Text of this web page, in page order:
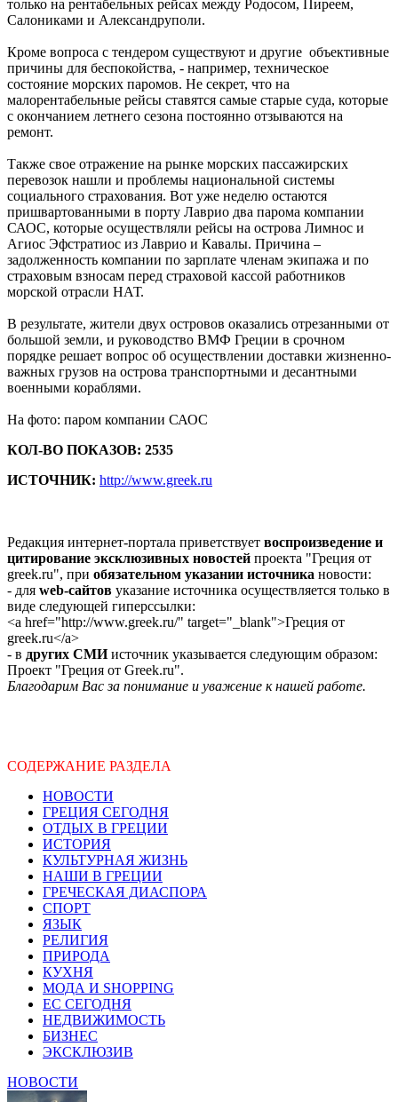
только на рентабельных рейсах между Родосом, Пиреем,
Салониками и Александруполи.
Кроме вопроса с тендером существуют и другие объективные
причины для беспокойства, - например, техническое
состояние морских паромов. Не секрет, что на
малорентабельные рейсы ставятся самые старые суда, которые
с окончанием летнего сезона постоянно отзываются на
ремонт.
Также свое отражение на рынке морских пассажирских
перевозок нашли и проблемы национальной системы
социального страхования. Вот уже неделю остаются
пришвартованными в порту Лаврио два парома компании
САОС, которые осуществляли рейсы на острова Лимнос и
Агиос Эфстратиос из Лаврио и Кавалы. Причина –
задолженность компании по зарплате членам экипажа и по
страховым взносам перед страховой кассой работников
морской отрасли НАТ.
В результате, жители двух островов оказались отрезанными от
большой земли, и руководство ВМФ Греции в срочном
порядке решает вопрос об осуществлении доставки жизненно-
важных грузов на острова транспортными и десантными
военными кораблями.
На фото: паром компании САОС
КОЛ-ВО ПОКАЗОВ: 2535
ИСТОЧНИК: http://www.greek.ru
Редакция интернет-портала приветствует воспроизведение и
цитирование эксклюзивных новостей проекта "Греция от
greek.ru", при обязательном указании источника новости:
- для web-сайтов указание источника осуществляется только в
виде следующей гиперссылки:
<a href="http://www.greek.ru/" target="_blank">Греция от
greek.ru</a>
- в других СМИисточник указывается следующим образом:
Проект "Греция от Greek.ru".
Благодарим Вас за понимание и уважение к нашей работе.
СОДЕРЖАНИЕ РАЗДЕЛА
НОВОСТИ
ГРЕЦИЯ СЕГОДНЯ
ОТДЫХ В ГРЕЦИИ
ИСТОРИЯ
КУЛЬТУРНАЯ ЖИЗНЬ
НАШИ В ГРЕЦИИ
ГРЕЧЕСКАЯ ДИАСПОРА
СПОРТ
ЯЗЫК
РЕЛИГИЯ
ПРИРОДА
КУХНЯ
МОДА И SHOPPING
ЕС СЕГОДНЯ
НЕДВИЖИМОСТЬ
БИЗНЕС
ЭКСКЛЮЗИВ
НОВОСТИ